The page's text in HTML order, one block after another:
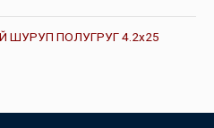
ШУРУП ПОЛУГРУГ 4.2х25